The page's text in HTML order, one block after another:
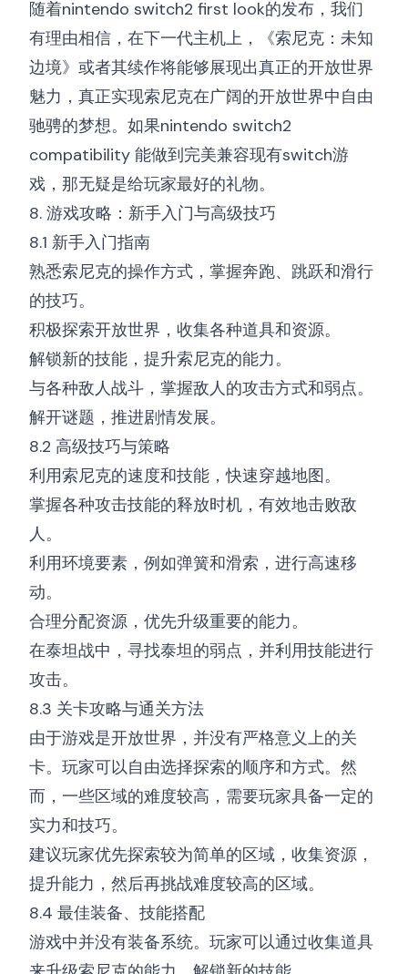
随着nintendo switch2 first look的发布，我们
有理由相信，在下一代主机上，《索尼克：未知
边境》或者其续作将能够展现出真正的开放世界
魅力，真正实现索尼克在广阔的开放世界中自由
驰骋的梦想。如果nintendo switch2
compatibility 能做到完美兼容现有switch游
戏，那无疑是给玩家最好的礼物。
8. 游戏攻略：新手入门与高级技巧
8.1 新手入门指南
熟悉索尼克的操作方式，掌握奔跑、跳跃和滑行
的技巧。
积极探索开放世界，收集各种道具和资源。
解锁新的技能，提升索尼克的能力。
与各种敌人战斗，掌握敌人的攻击方式和弱点。
解开谜题，推进剧情发展。
8.2 高级技巧与策略
利用索尼克的速度和技能，快速穿越地图。
掌握各种攻击技能的释放时机，有效地击败敌
人。
利用环境要素，例如弹簧和滑索，进行高速移
动。
合理分配资源，优先升级重要的能力。
在泰坦战中，寻找泰坦的弱点，并利用技能进行
攻击。
8.3 关卡攻略与通关方法
由于游戏是开放世界，并没有严格意义上的关
卡。玩家可以自由选择探索的顺序和方式。然
而，一些区域的难度较高，需要玩家具备一定的
实力和技巧。
建议玩家优先探索较为简单的区域，收集资源，
提升能力，然后再挑战难度较高的区域。
8.4 最佳装备、技能搭配
游戏中并没有装备系统。玩家可以通过收集道具